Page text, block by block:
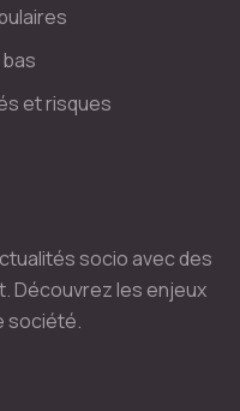
et risques
socio avec des
Découvrez les enjeux
société.